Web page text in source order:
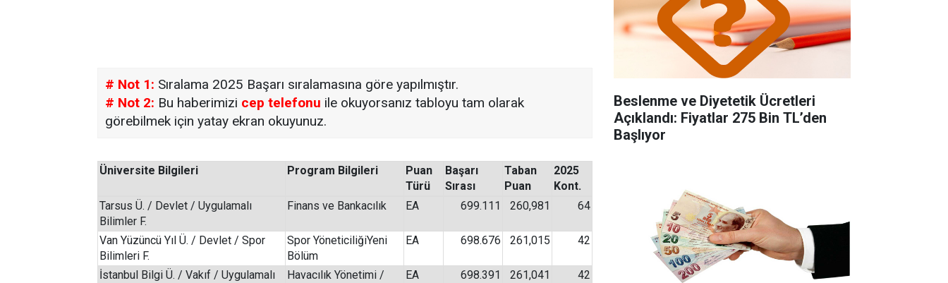
# Not 1: Sıralama 2025 Başarı sıralamasına göre yapılmıştır.
# Not 2: Bu haberimizi cep telefonu ile okuyorsanız tabloyu tam olarak
görebilmek için yatay ekran okuyunuz.
Üniversite Bilgileri Program Bilgileri
Puan
Türü
Başarı
Sırası
Taban
Puan
2025
Kont.
Tarsus Ü. / Devlet / Uygulamalı
Bilimler F.
Finans ve Bankacılık EA 699.111 260,981 64
Van Yüzüncü Yıl Ü. / Devlet / Spor
Bilimleri F.
Spor YöneticiliğiYeni
Bölüm
EA 698.676 261,015 42
İstanbul Bilgi Ü. / Vakıf / Uygulamalı
Havacılık Yönetimi /
EA 698.391 261,041 42
Beslenme ve Diyetetik Ücretleri
Açıklandı: Fiyatlar 275 Bin TL’den
Başlıyor